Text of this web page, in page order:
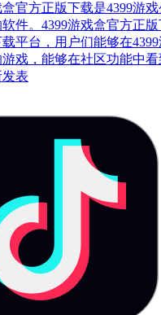
盒官方正版下载是4399游
件。4399游戏盒官方正
平台，用户们能够在
戏，能够在社区功能中
表